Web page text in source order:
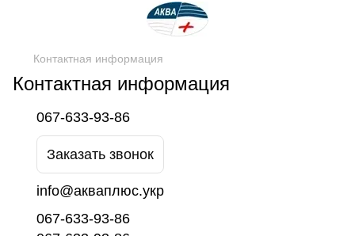
Контактная информация
Контактная информация
067-633-93-86
Заказать звонок
info@акваплюс.укр
067-633-93-86